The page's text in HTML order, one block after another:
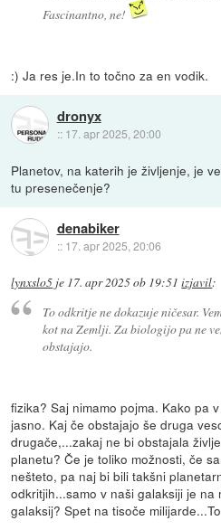
Fascinantno, ne!
:) Ja res je.In to točno za en vodik.
dronyx
:: 17. apr 2025, 20:00
Planetov, na katerih je življenje, je
tu presenečenje?
denabiker
:: 17. apr 2025, 20:06
lynxslo5 je 17. apr 2025 ob 19:51 izjavil:
To odkritje ne dokazuje ničesar.
kot na Zemlji. Za biologijo pa ne
obstajajo.
fizika? Saj nimamo pojma. Kako pa
jasno. Kaj če obstajajo še druga
drugače,...zakaj ne bi obstajala
planetu? Če je toliko možnosti, če
nešteto, pa naj bi bili takšni
odkritjih...samo v naši galaksiji je na
galaksij? Spet na tisoče